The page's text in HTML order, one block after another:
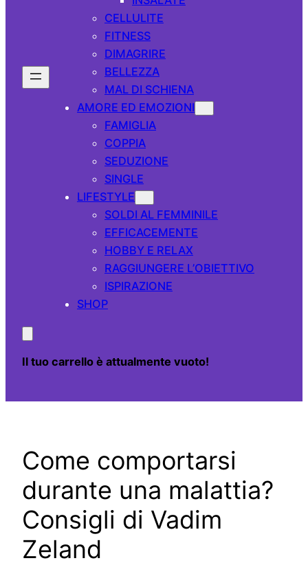
CELLULITE
FITNESS
DIMAGRIRE
BELLEZZA
MAL DI SCHIENA
AMORE ED EMOZIONI
FAMIGLIA
COPPIA
SEDUZIONE
SINGLE
LIFESTYLE
SOLDI AL FEMMINILE
EFFICACEMENTE
HOBBY E RELAX
RAGGIUNGERE L’OBIETTIVO
ISPIRAZIONE
SHOP
Il tuo carrello è attualmente vuoto!
Come comportarsi
durante una malattia?
Consigli di Vadim
Zeland